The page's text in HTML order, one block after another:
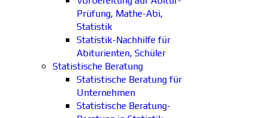
Prüfung, Mathe-Abi,
Statistik
Statistik-Nachhilfe für
Abiturienten, Schüler
Statistische Beratung
Statistische Beratung für
Unternehmen
Statistische Beratung-